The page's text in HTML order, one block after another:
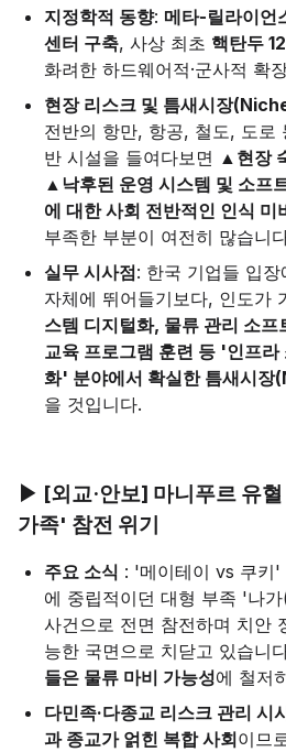
지정학적 동향: 메타-릴라이언
센터 구축, 사상 최초 핵탄두
화려한 하드웨어적·군사적 확
현장 리스크 및 틈새시장
전반의 항만, 항공, 철도, 도로
반 시설을 들여다보면 ▲현장
▲낙후된 운영 시스템 및 소프
에 대한 사회 전반적인 인식 미
부족한 부분이 여전히 많습니
실무 시사점: 한국 기업들 입
자체에 뛰어들기보다, 인도가
스템 디지털화, 물류 관리 소프
교육 프로그램 훈련 등 '인프
화' 분야에서 확실한 틈새시장
을 것입니다.
▶ [외교·안보] 마니푸르 유
가족' 참전 위기
주요 소식 : '메이테이 vs 쿠키'
에 중립적이던 대형 부족 '나
사건으로 전면 참전하며 치안
능한 국면으로 치닫고 있습니
들은 물류 마비 가능성에 철저
다민족·다종교 리스크 관리 시
과 종교가 얽힌 복합 사회이므